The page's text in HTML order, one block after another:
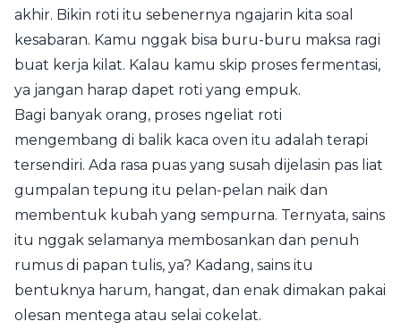
akhir. Bikin roti itu sebenernya ngajarin kita soal
kesabaran. Kamu nggak bisa buru-buru maksa ragi
buat kerja kilat. Kalau kamu skip proses fermentasi,
ya jangan harap dapet roti yang empuk.
Bagi banyak orang, proses ngeliat roti
mengembang di balik kaca oven itu adalah terapi
tersendiri. Ada rasa puas yang susah dijelasin pas liat
gumpalan tepung itu pelan-pelan naik dan
membentuk kubah yang sempurna. Ternyata, sains
itu nggak selamanya membosankan dan penuh
rumus di papan tulis, ya? Kadang, sains itu
bentuknya harum, hangat, dan enak dimakan pakai
olesan mentega atau selai cokelat.